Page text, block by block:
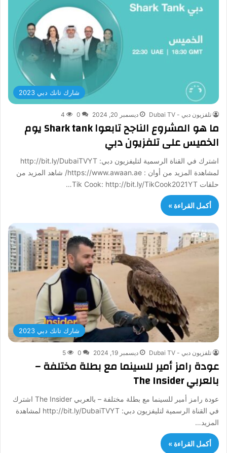
شارك تانك دبي 2023
تلفزيون دبي - Dubai TV ديسمبر 20, 2024 0
4
ما هو المشروع الناجح تابعوا Shark tank يوم
الخميس على تلفزيون دبي
اشترك في القناة الرسمية لتليفزيون دبي: http://bit.ly/DubaiTVYT
لمشاهدة المزيد من أوان : https://www.awaan.ae/ شاهد المزيد من
حلقات Tik Cook: http://bit.ly/TikCook2021YT…
أكمل القراءة »
شارك تانك دبي 2023
تلفزيون دبي - Dubai TV ديسمبر 19, 2024 0
5
عودة رامز أمير للسينما مع بطلة مختلفة –
بالعربي The Insider
عودة رامز أمير للسينما مع بطلة مختلفة – بالعربي The Insider اشترك
في القناة الرسمية لتليفزيون دبي: http://bit.ly/DubaiTVYT لمشاهدة
المزيد…
أكمل القراءة »